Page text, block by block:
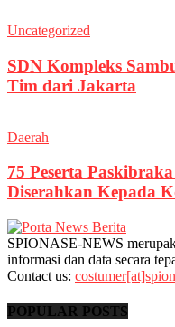
Uncategorized
SDN Kompleks
Tim dari Jakarta
Daerah
75 Peserta
Diserahkan Kepada
SPIONASE-NEWS
informasi dan data secara
Contact us:
POPULAR POSTS